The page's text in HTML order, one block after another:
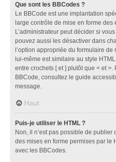
Que sont les BBCodes ?
Le BBCode est une implantation
large contrôle de mise en forme des
L’administrateur peut décider si
pouvez aussi les désactiver dans
l’option appropriée du formulaire
lui-même est similaire au style
entre crochets [ et ] plutôt que < et >.
BBCode, consultez le guide
message.
Haut
Puis-je utiliser le HTML ?
Non, il n’est pas possible de publier
des mises en forme permises par le
avec les BBCodes.